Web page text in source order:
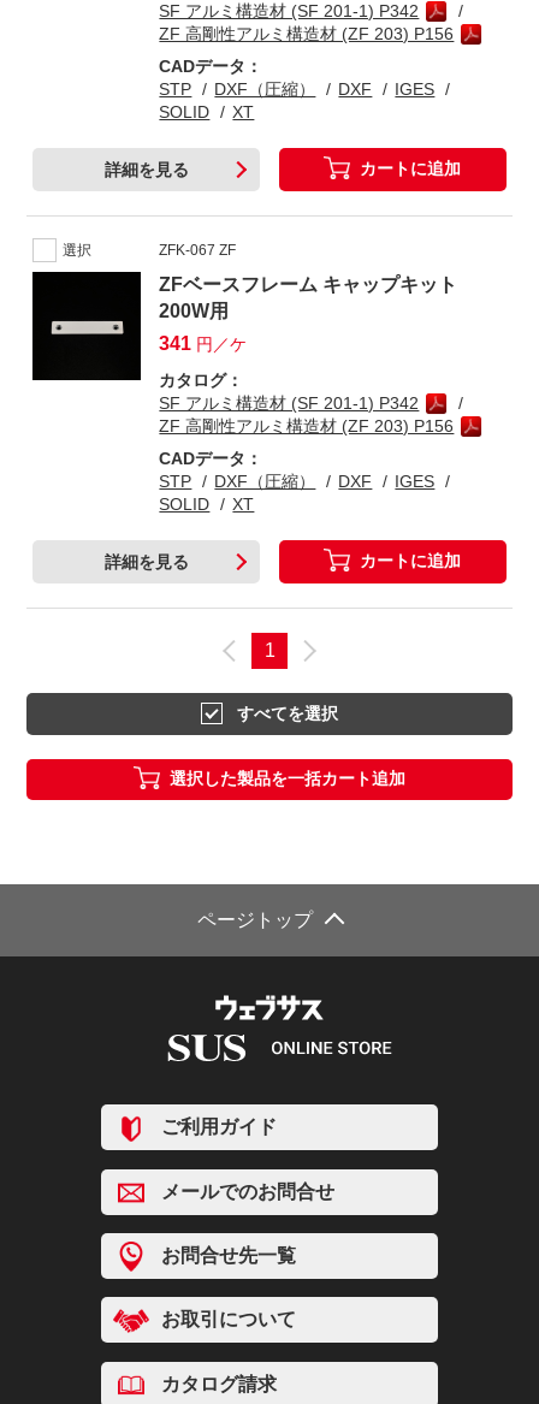
SF アルミ構造材 (SF 201-1) P342
ZF 高剛性アルミ構造材 (ZF 203) P156
CADデータ：
STP
DXF（圧縮） DXF
IGES
SOLID
XT
詳細を見る カートに追加
選択 ZFK-067 ZF
ZFベースフレーム キャップキット
200W用
341 円／ケ
カタログ：
SF アルミ構造材 (SF 201-1) P342
ZF 高剛性アルミ構造材 (ZF 203) P156
CADデータ：
STP
DXF（圧縮） DXF
IGES
SOLID
XT
詳細を見る カートに追加
1
すべてを選択
選択した製品を一括カート追加
ページトップ
ご利用ガイド
メールでのお問合せ
お問合せ先一覧
お取引について
カタログ請求